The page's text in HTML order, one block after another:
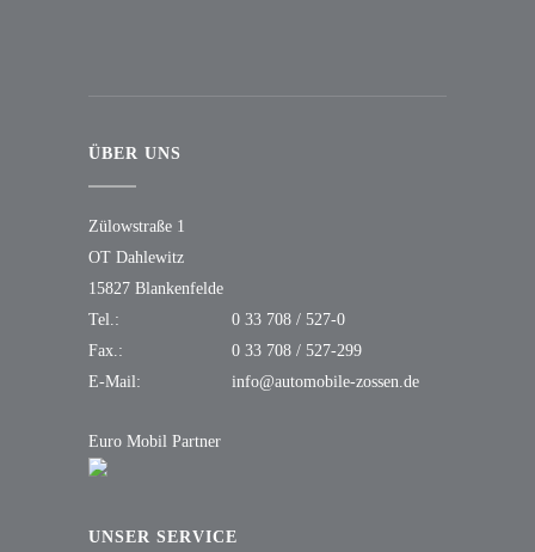
ÜBER UNS
Zülowstraße 1
OT Dahlewitz
15827 Blankenfelde
Tel.:
0 33 708 / 527-0
Fax.:
0 33 708 / 527-299
E-Mail:
info@automobile-zossen.de
Euro Mobil Partner
UNSER SERVICE